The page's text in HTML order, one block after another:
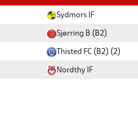
Sydmors IF
Sjørring B (B2)
Thisted FC (B2) (2)
Nordthy IF